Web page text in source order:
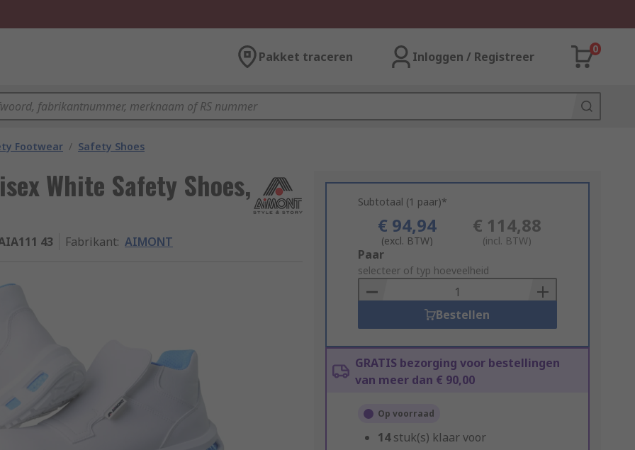
Pakket traceren Inloggen / Registreer
0
Footwear / Safety Shoes
White Safety Shoes,
43 Fabrikant: AIMONT
Subtotaal (1 paar)*
€ 94,94
(excl. BTW)
€ 114,88
(incl. BTW)
Add
to
Basket
Paar
selecteer of typ hoeveelheid
Bestellen
GRATIS bezorging voor bestellingen
van meer dan € 90,00
Op voorraad
14stuk(s) klaar voor